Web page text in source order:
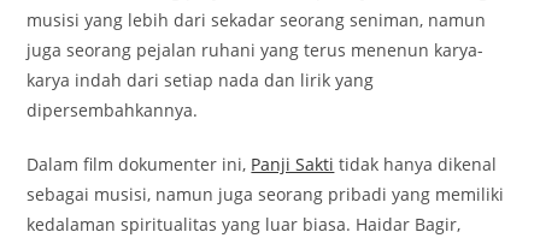
musisi yang lebih dari sekadar seorang seniman, namun
juga seorang pejalan ruhani yang terus menenun karya-
karya indah dari setiap nada dan lirik yang
dipersembahkannya.
Dalam film dokumenter ini, Panji Sakti tidak hanya dikenal
sebagai musisi, namun juga seorang pribadi yang memiliki
kedalaman spiritualitas yang luar biasa. Haidar Bagir,